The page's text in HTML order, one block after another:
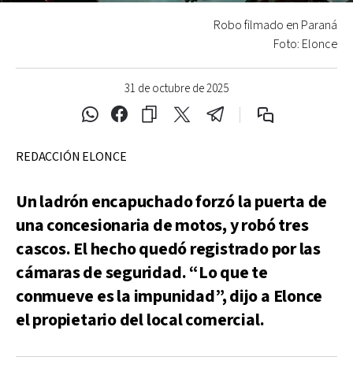
31 de octubre de 2025
Robo filmado en Paraná
Foto: Elonce
REDACCIÓN ELONCE
Un ladrón encapuchado forzó la puerta de
una concesionaria de motos, y robó tres
cascos. El hecho quedó registrado por las
cámaras de seguridad. “Lo que te
conmueve es la impunidad”, dijo a Elonce
el propietario del local comercial.